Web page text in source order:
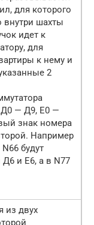
для которого
внутри шахты
идет к
для
к нему и
2
— Д9, Е0 —
знак номера
Например
будут
Д6 и Е6, а в N77
из двух